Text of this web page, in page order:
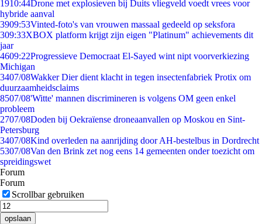
1910:44Drone met explosieven bij Duits vliegveld voedt vrees voor
hybride aanval
3909:53Vinted-foto's van vrouwen massaal gedeeld op seksfora
309:33XBOX platform krijgt zijn eigen "Platinum" achievements dit
jaar
4609:22Progressieve Democraat El-Sayed wint nipt voorverkiezing
Michigan
3407/08Wakker Dier dient klacht in tegen insectenfabriek Protix om
duurzaamheidsclaims
8507/08'Witte' mannen discrimineren is volgens OM geen enkel
probleem
2707/08Doden bij Oekraïense droneaanvallen op Moskou en Sint-
Petersburg
3407/08Kind overleden na aanrijding door AH-bestelbus in Dordrecht
5307/08Van den Brink zet nog eens 14 gemeenten onder toezicht om
spreidingswet
Forum
Forum
Scrollbar gebruiken
opslaan